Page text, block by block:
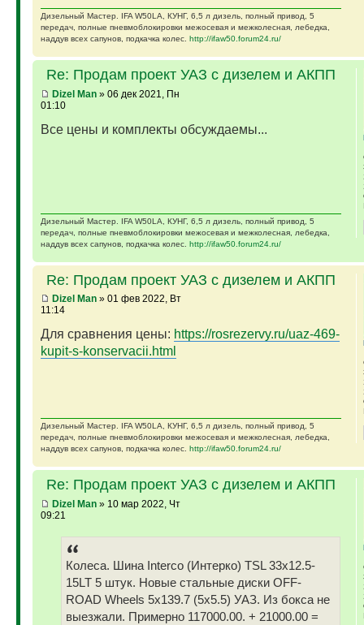
Дизельный Мастер. IFA W50LA, КУНГ, 6,5 л дизель, полный привод, 5
передач, полные пневмоблокировки межосевая и межколесная, лебедка,
наддув всех сапунов, подкачка колес. http://ifaw50.forum24.ru/
Re: Продам проект УАЗ с дизелем и АКПП
Dizel Man» 06 дек 2021, Пн
01:10
Все цены и комплекты обсуждаемы...
Дизельный Мастер. IFA W50LA, КУНГ, 6,5 л дизель, полный привод, 5
передач, полные пневмоблокировки межосевая и межколесная, лебедка,
наддув всех сапунов, подкачка колес. http://ifaw50.forum24.ru/
Re: Продам проект УАЗ с дизелем и АКПП
Dizel Man» 01 фев 2022, Вт
11:14
Для сравнения цены: https://rosrezervy.ru/uaz-469-
kupit-s-konservacii.html
Дизельный Мастер. IFA W50LA, КУНГ, 6,5 л дизель, полный привод, 5
передач, полные пневмоблокировки межосевая и межколесная, лебедка,
наддув всех сапунов, подкачка колес. http://ifaw50.forum24.ru/
Re: Продам проект УАЗ с дизелем и АКПП
Dizel Man» 10 мар 2022, Чт
09:21
Колеса. Шина Interco (Интерко) TSL 33x12.5-
15LT 5 штук. Новые стальные диски OFF-
ROAD Wheels 5x139.7 (5x5.5) УАЗ. Из бокса не
выезжали. Примерно 117000.00. + 21000.00 =